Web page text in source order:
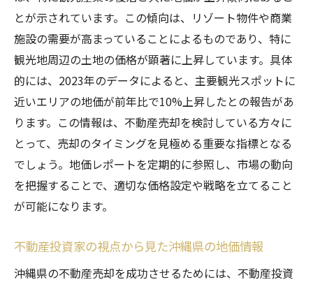
とが示されています。この傾向は、リゾート物件や商業
施設の需要が高まっていることによるものであり、特に
観光地周辺の土地の価格が顕著に上昇しています。具体
的には、2023年のデータによると、主要観光スポットに
近いエリアの地価が前年比で10%上昇したとの報告があ
ります。この情報は、不動産売却を検討している方々に
とって、売却のタイミングを見極める重要な指標となる
でしょう。地価レポートを定期的に参照し、市場の動向
を把握することで、適切な価格設定や戦略を立てること
が可能になります。
不動産投資家の視点から見た沖縄県の地価情報
沖縄県の不動産売却を成功させるためには、不動産投資